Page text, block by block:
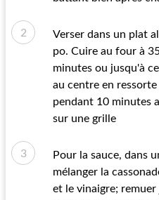
Verser dans un plat
po. Cuire au four à
minutes ou jusqu'à
au centre en
pendant 10 minutes
sur une grille
Pour la sauce, dans
mélanger la
et le vinaigre;